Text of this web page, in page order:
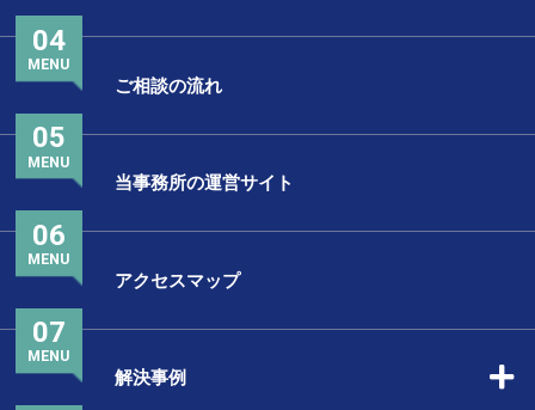
ご相談の流れ
04
MENU
当事務所の運営サイト
05
MENU
アクセスマップ
06
MENU
解決事例
07
MENU